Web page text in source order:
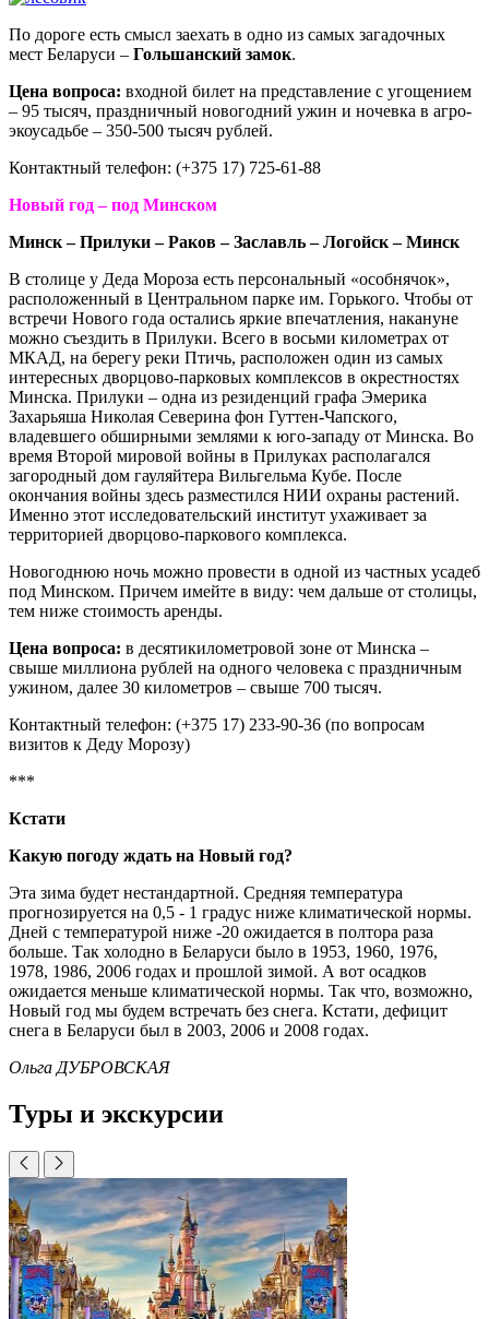
По дороге есть смысл заехать в одно из самых загадочных
мест Беларуси – Гольшанский замок.
Цена вопроса: входной билет на представление с угощением
– 95 тысяч, праздничный новогодний ужин и ночевка в агро-
экоусадьбе – 350-500 тысяч рублей.
Контактный телефон: (+375 17) 725-61-88
Новый год – под Минском
Минск – Прилуки – Раков – Заславль – Логойск – Минск
В столице у Деда Мороза есть персональный «особнячок»,
расположенный в Центральном парке им. Горького. Чтобы от
встречи Нового года остались яркие впечатления, накануне
можно съездить в Прилуки. Всего в восьми километрах от
МКАД, на берегу реки Птичь, расположен один из самых
интересных дворцово-парковых комплексов в окрестностях
Минска. Прилуки – одна из резиденций графа Эмерика
Захарьяша Николая Северина фон Гуттен-Чапского,
владевшего обширными землями к юго-западу от Минска. Во
время Второй мировой войны в Прилуках располагался
загородный дом гауляйтера Вильгельма Кубе. После
окончания войны здесь разместился НИИ охраны растений.
Именно этот исследовательский институт ухаживает за
территорией дворцово-паркового комплекса.
Новогоднюю ночь можно провести в одной из частных усадеб
под Минском. Причем имейте в виду: чем дальше от столицы,
тем ниже стоимость аренды.
Цена вопроса: в десятикилометровой зоне от Минска –
свыше миллиона рублей на одного человека с праздничным
ужином, далее 30 километров – свыше 700 тысяч.
Контактный телефон: (+375 17) 233-90-36 (по вопросам
визитов к Деду Морозу)
***
Кстати
Какую погоду ждать на Новый год?
Эта зима будет нестандартной. Средняя температура
прогнозируется на 0,5 - 1 градус ниже климатической нормы.
Дней с температурой ниже -20 ожидается в полтора раза
больше. Так холодно в Беларуси было в 1953, 1960, 1976,
1978, 1986, 2006 годах и прошлой зимой. А вот осадков
ожидается меньше климатической нормы. Так что, возможно,
Новый год мы будем встречать без снега. Кстати, дефицит
снега в Беларуси был в 2003, 2006 и 2008 годах.
Ольга ДУБРОВСКАЯ
Туры и экскурсии